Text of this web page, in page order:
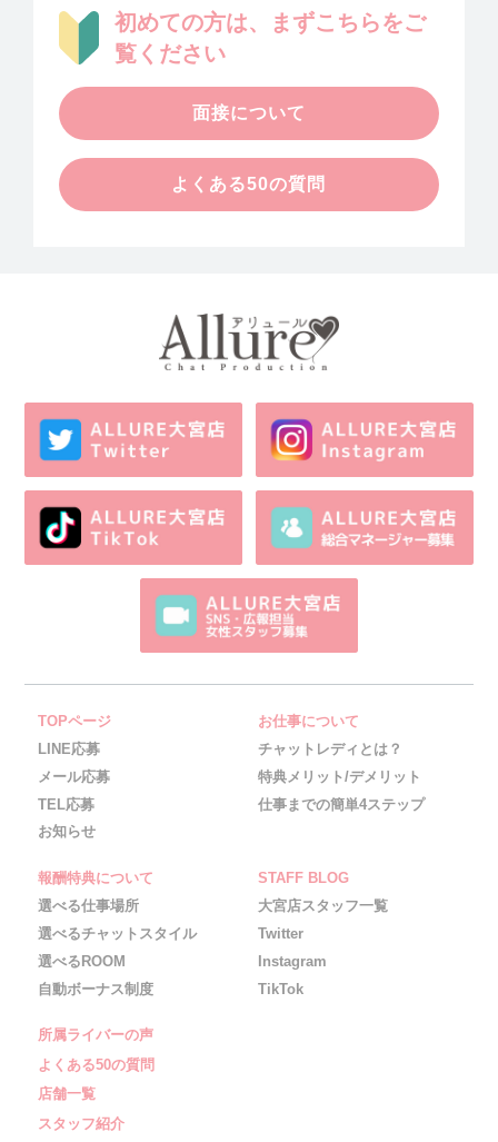
初めての方は、まずこちらをご
覧ください
面接について
よくある50の質問
TOPページ
LINE応募
メール応募
TEL応募
お知らせ
お仕事について
チャットレディとは？
特典メリット/デメリット
仕事までの簡単4ステップ
報酬特典について
選べる仕事場所
選べるチャットスタイル
選べるROOM
自動ボーナス制度
STAFF BLOG
大宮店スタッフ一覧
Twitter
Instagram
TikTok
所属ライバーの声
よくある50の質問
店舗一覧
スタッフ紹介